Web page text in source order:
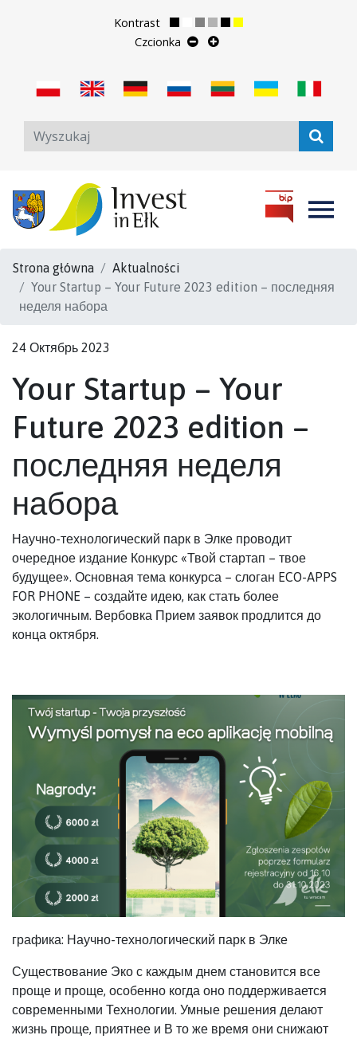
Kontrast
Czcionka
Strona główna
Aktualności
Your Startup – Your Future 2023 edition – последняя
неделя набора
24 Октябрь 2023
Your Startup – Your
Future 2023 edition –
последняя неделя
набора
Научно-технологический парк в Элке проводит
очередное издание Конкурс «Твой стартап – твое
будущее». Основная тема конкурса – слоган ECO-APPS
FOR PHONE – создайте идею, как стать более
экологичным. Вербовка Прием заявок продлится до
конца октября.
графика: Научно-технологический парк в Элке
Существование Эко с каждым днем становится все
проще и проще, особенно когда оно поддерживается
современными Технологии. Умные решения делают
жизнь проще, приятнее и В то же время они снижают